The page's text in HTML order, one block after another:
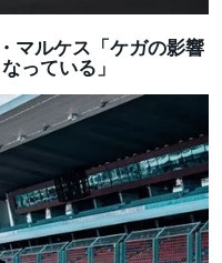
マルケス「ケガの影響
っている」